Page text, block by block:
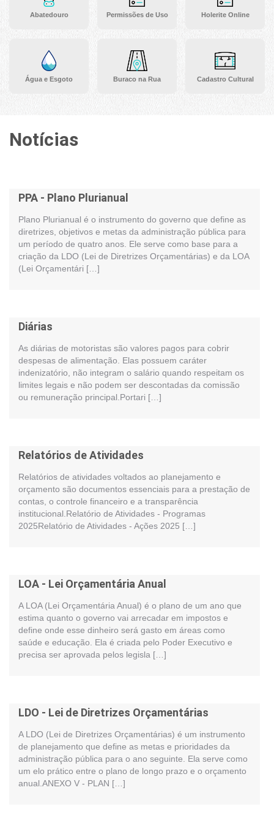
Abatedouro
Água e Esgoto
Permissões de Uso
Buraco na Rua
Holerite Online
Cadastro Cultural
Notícias
PPA - Plano Plurianual
Plano Plurianual é o instrumento do governo que define as
diretrizes, objetivos e metas da administração pública para
um período de quatro anos. Ele serve como base para a
criação da LDO (Lei de Diretrizes Orçamentárias) e da LOA
(Lei Orçamentári […]
Diárias
As diárias de motoristas são valores pagos para cobrir
despesas de alimentação. Elas possuem caráter
indenizatório, não integram o salário quando respeitam os
limites legais e não podem ser descontadas da comissão
ou remuneração principal.Portari […]
Relatórios de Atividades
Relatórios de atividades voltados ao planejamento e
orçamento são documentos essenciais para a prestação de
contas, o controle financeiro e a transparência
institucional.Relatório de Atividades - Programas
2025Relatório de Atividades - Ações 2025 […]
LOA - Lei Orçamentária Anual
A LOA (Lei Orçamentária Anual) é o plano de um ano que
estima quanto o governo vai arrecadar em impostos e
define onde esse dinheiro será gasto em áreas como
saúde e educação. Ela é criada pelo Poder Executivo e
precisa ser aprovada pelos legisla […]
LDO - Lei de Diretrizes Orçamentárias
A LDO (Lei de Diretrizes Orçamentárias) é um instrumento
de planejamento que define as metas e prioridades da
administração pública para o ano seguinte. Ela serve como
um elo prático entre o plano de longo prazo e o orçamento
anual.ANEXO V - PLAN […]